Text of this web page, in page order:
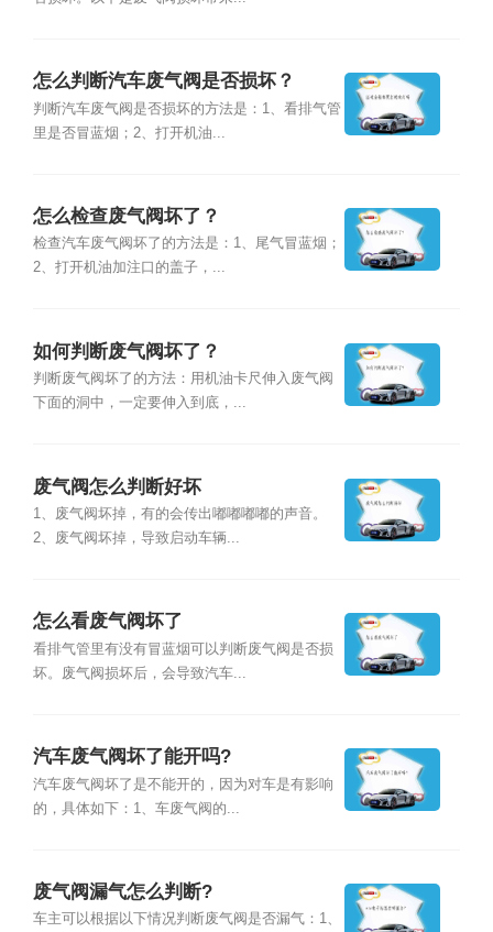
怎么判断汽车废气阀是否损坏？
判断汽车废气阀是否损坏的方法是：1、看排气管
里是否冒蓝烟；2、打开机油...
怎么检查废气阀坏了？
检查汽车废气阀坏了的方法是：1、尾气冒蓝烟；
2、打开机油加注口的盖子，...
如何判断废气阀坏了？
判断废气阀坏了的方法：用机油卡尺伸入废气阀
下面的洞中，一定要伸入到底，...
废气阀怎么判断好坏
1、废气阀坏掉，有的会传出嘟嘟嘟嘟的声音。
2、废气阀坏掉，导致启动车辆...
怎么看废气阀坏了
看排气管里有没有冒蓝烟可以判断废气阀是否损
坏。废气阀损坏后，会导致汽车...
汽车废气阀坏了能开吗?
汽车废气阀坏了是不能开的，因为对车是有影响
的，具体如下：1、车废气阀的...
废气阀漏气怎么判断?
车主可以根据以下情况判断废气阀是否漏气：1、